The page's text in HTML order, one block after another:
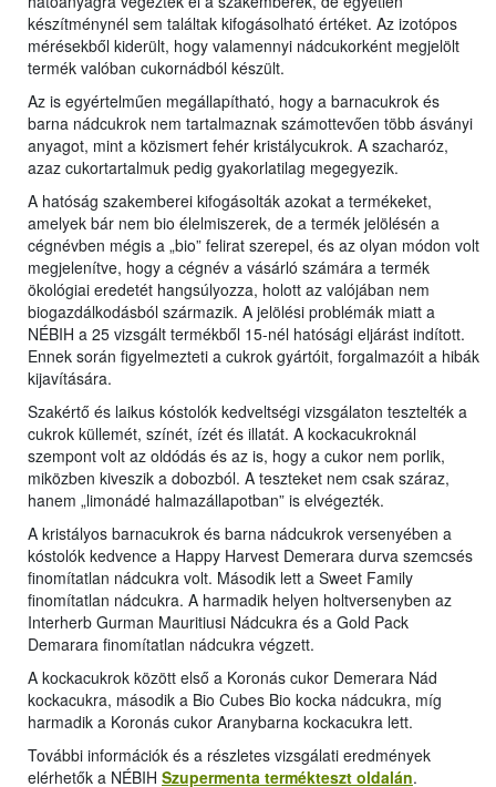
készítménynél sem találtak kifogásolható értéket. Az izotópos
mérésekből kiderült, hogy valamennyi nádcukorként megjelölt
termék valóban cukornádból készült.
Az is egyértelműen megállapítható, hogy a barnacukrok és
barna nádcukrok nem tartalmaznak számottevően több ásványi
anyagot, mint a közismert fehér kristálycukrok. A szacharóz,
azaz cukortartalmuk pedig gyakorlatilag megegyezik.
A hatóság szakemberei kifogásolták azokat a termékeket,
amelyek bár nem bio élelmiszerek, de a termék jelölésén a
cégnévben mégis a „bio” felirat szerepel, és az olyan módon volt
megjelenítve, hogy a cégnév a vásárló számára a termék
ökológiai eredetét hangsúlyozza, holott az valójában nem
biogazdálkodásból származik. A jelölési problémák miatt a
NÉBIH a 25 vizsgált termékből 15-nél hatósági eljárást indított.
Ennek során figyelmezteti a cukrok gyártóit, forgalmazóit a hibák
kijavítására.
Szakértő és laikus kóstolók kedveltségi vizsgálaton tesztelték a
cukrok küllemét, színét, ízét és illatát. A kockacukroknál
szempont volt az oldódás és az is, hogy a cukor nem porlik,
miközben kiveszik a dobozból. A teszteket nem csak száraz,
hanem „limonádé halmazállapotban” is elvégezték.
A kristályos barnacukrok és barna nádcukrok versenyében a
kóstolók kedvence a Happy Harvest Demerara durva szemcsés
finomítatlan nádcukra volt. Második lett a Sweet Family
finomítatlan nádcukra. A harmadik helyen holtversenyben az
Interherb Gurman Mauritiusi Nádcukra és a Gold Pack
Demarara finomítatlan nádcukra végzett.
A kockacukrok között első a Koronás cukor Demerara Nád
kockacukra, második a Bio Cubes Bio kocka nádcukra, míg
harmadik a Koronás cukor Aranybarna kockacukra lett.
További információk és a részletes vizsgálati eredmények
elérhetők a NÉBIH Szupermenta termékteszt oldalán.